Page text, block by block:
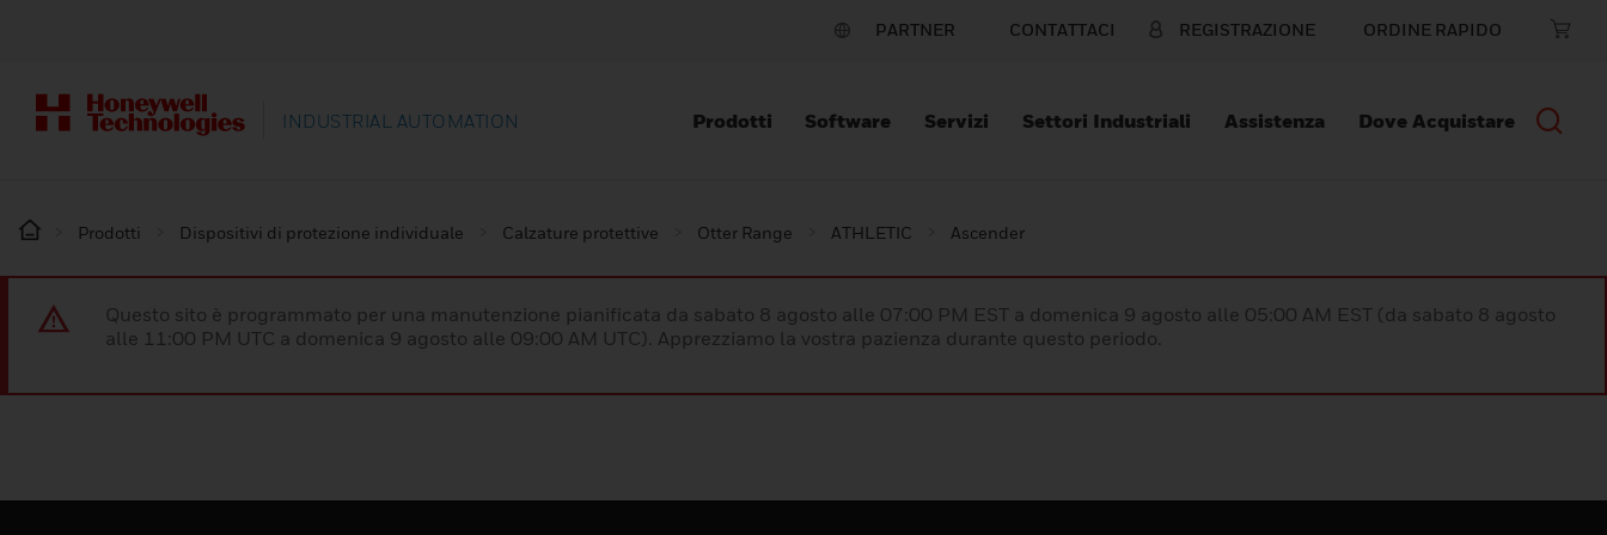
PARTNER CONTATTACI REGISTRAZIONE ORDINE RAPIDO
INDUSTRIAL AUTOMATION Prodotti Software Servizi Settori Industriali Assistenza Dove Acquistare
Prodotti Dispositivi di protezione individuale Calzature protettive Otter Range ATHLETIC Ascender
Questo sito è programmato per una manutenzione pianificata da sabato 8 agosto alle 07:00 PM EST a domenica 9 agosto alle 05:00 AM EST (da sabato 8 agosto
alle 11:00 PM UTC a domenica 9 agosto alle 09:00 AM UTC). Apprezziamo la vostra pazienza durante questo periodo.